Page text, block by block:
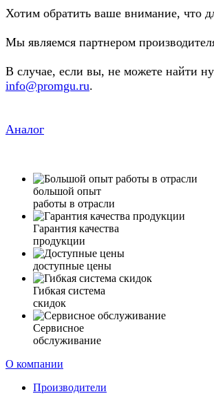
Хотим обратить ваше внимание, что
Мы являемся партнером
В случае, если вы, не можете найти
info@promgu.ru.
Аналог
большой опыт
работы в отрасли
Гарантия качества
продукции
доступные цены
Гибкая система
скидок
Сервисное
обслуживание
О компании
Производители